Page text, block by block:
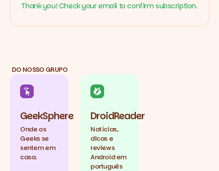
Thank you! Check your email to confirm subscription.
DO NOSSO GRUPO
GeekSphere
Onde os
Geeks se
sentem em
casa.
DroidReader
Notícias,
dicas e
reviews
Android em
português